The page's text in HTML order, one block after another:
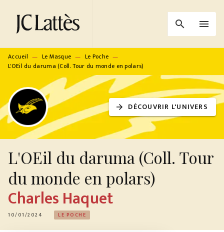
MENU RECHERCHE
PIED DE PAGE
search menu
Accueil — Le Masque — Le Poche —
L'OEil du daruma (Coll. Tour du monde en polars)
arrow_forward DÉCOUVRIR L'UNIVERS
L'OEil du daruma (Coll. Tour
du monde en polars)
Charles Haquet
10/01/2024 LE POCHE